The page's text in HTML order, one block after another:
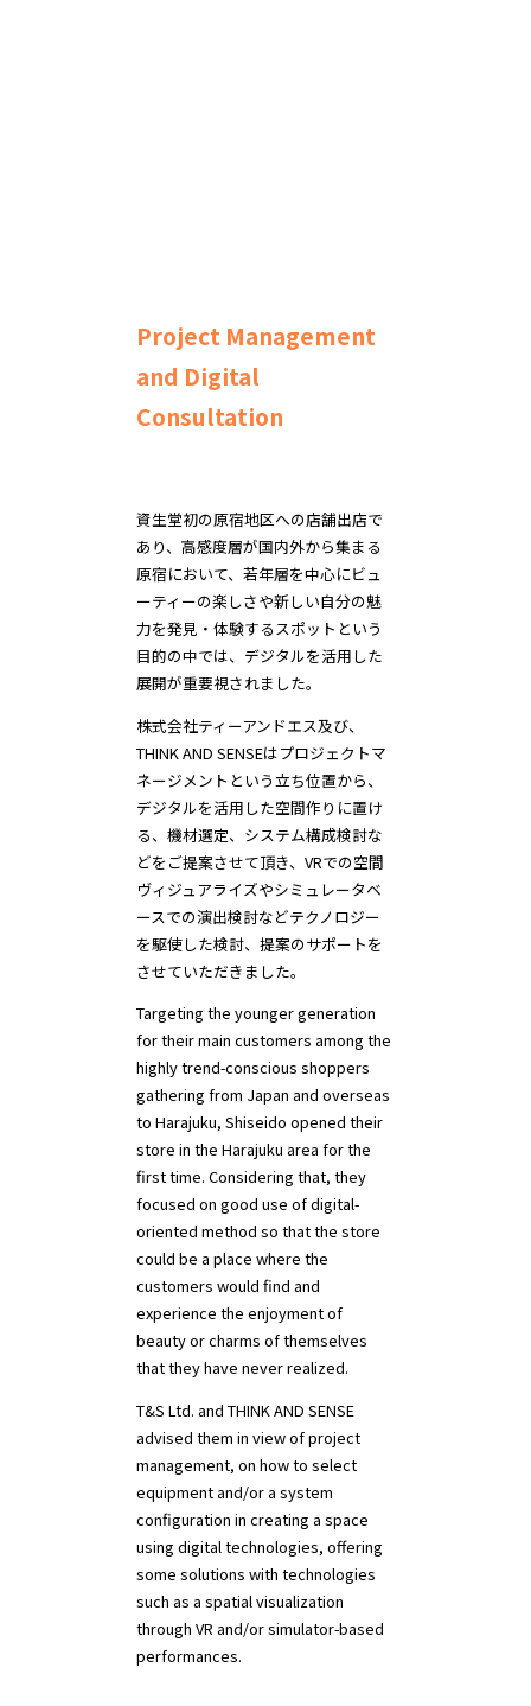
Project Management
and Digital
Consultation
資生堂初の原宿地区への店舗出店で
あり、高感度層が国内外から集まる
原宿において、若年層を中心にビュ
ーティーの楽しさや新しい自分の魅
力を発見・体験するスポットという
目的の中では、デジタルを活用した
展開が重要視されました。
株式会社ティーアンドエス及び、
THINK AND SENSEはプロジェクトマ
ネージメントという立ち位置から、
デジタルを活用した空間作りに置け
る、機材選定、システム構成検討な
どをご提案させて頂き、VRでの空間
ヴィジュアライズやシミュレータベ
ースでの演出検討などテクノロジー
を駆使した検討、提案のサポートを
させていただきました。
Targeting the younger generation
for their main customers among the
highly trend-conscious shoppers
gathering from Japan and overseas
to Harajuku, Shiseido opened their
store in the Harajuku area for the
first time. Considering that, they
focused on good use of digital-
oriented method so that the store
could be a place where the
customers would find and
experience the enjoyment of
beauty or charms of themselves
that they have never realized.
T&S Ltd. and THINK AND SENSE
advised them in view of project
management, on how to select
equipment and/or a system
configuration in creating a space
using digital technologies, offering
some solutions with technologies
such as a spatial visualization
through VR and/or simulator-based
performances.